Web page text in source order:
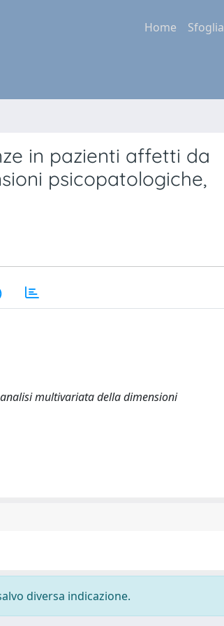
Home Sfoglia
in pazienti affetti da
psicopatologiche,
multivariata della dimensioni
diversa indicazione.